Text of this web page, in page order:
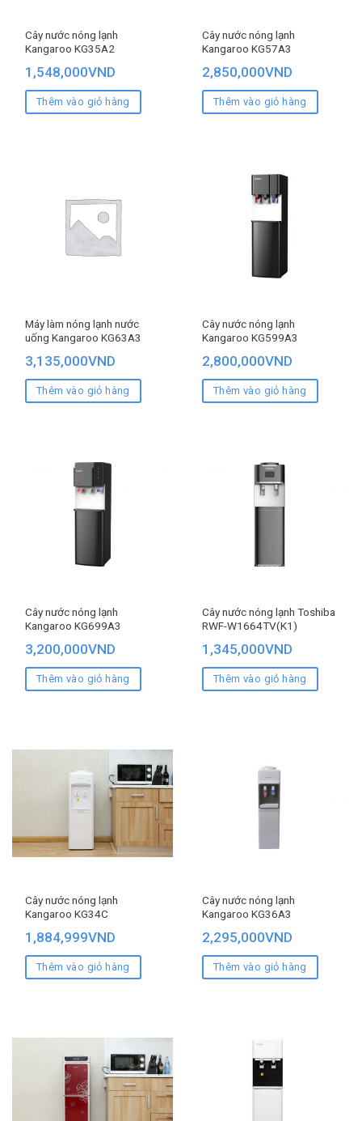
Cây nước nóng lạnh
Kangaroo KG35A2
1,548,000VND
Thêm vào giỏ hàng
Cây nước nóng lạnh
Kangaroo KG57A3
2,850,000VND
Thêm vào giỏ hàng
Máy làm nóng lạnh nước
uống Kangaroo KG63A3
3,135,000VND
Thêm vào giỏ hàng
Cây nước nóng lạnh
Kangaroo KG599A3
2,800,000VND
Thêm vào giỏ hàng
Cây nước nóng lạnh
Kangaroo KG699A3
3,200,000VND
Thêm vào giỏ hàng
Cây nước nóng lạnh Toshiba
RWF-W1664TV(K1)
1,345,000VND
Thêm vào giỏ hàng
Cây nước nóng lạnh
Kangaroo KG34C
1,884,999VND
Thêm vào giỏ hàng
Cây nước nóng lạnh
Kangaroo KG36A3
2,295,000VND
Thêm vào giỏ hàng